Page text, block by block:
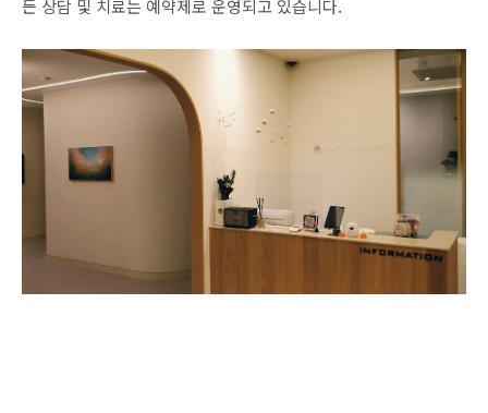
든 상담 및 치료는 예약제로 운영되고 있습니다.